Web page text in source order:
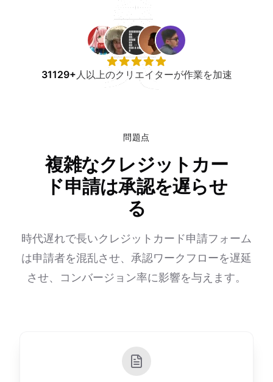
31129+人以上のクリエイターが作業を加速
問題点
複雑なクレジットカー
ド申請は承認を遅らせ
る
時代遅れで長いクレジットカード申請フォーム
は申請者を混乱させ、承認ワークフローを遅延
させ、コンバージョン率に影響を与えます。